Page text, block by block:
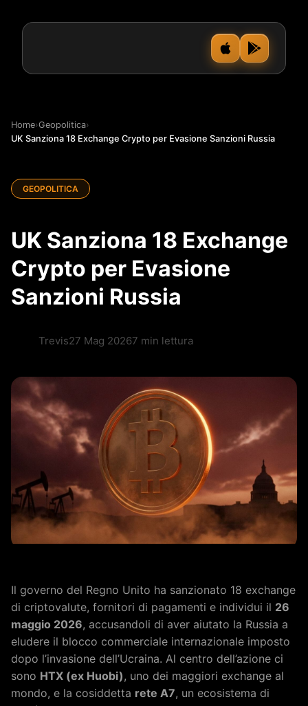
Home›Geopolitica›
UK Sanziona 18 Exchange Crypto per Evasione Sanzioni Russia
GEOPOLITICA
UK Sanziona 18 Exchange
Crypto per Evasione
Sanzioni Russia
Trevis27 Mag 20267 min lettura
Il governo del Regno Unito ha sanzionato 18 exchange
di criptovalute, fornitori di pagamenti e individui il 26
maggio 2026, accusandoli di aver aiutato la Russia a
eludere il blocco commerciale internazionale imposto
dopo l’invasione dell’Ucraina. Al centro dell’azione ci
sono HTX (ex Huobi), uno dei maggiori exchange al
mondo, e la cosiddetta rete A7, un ecosistema di